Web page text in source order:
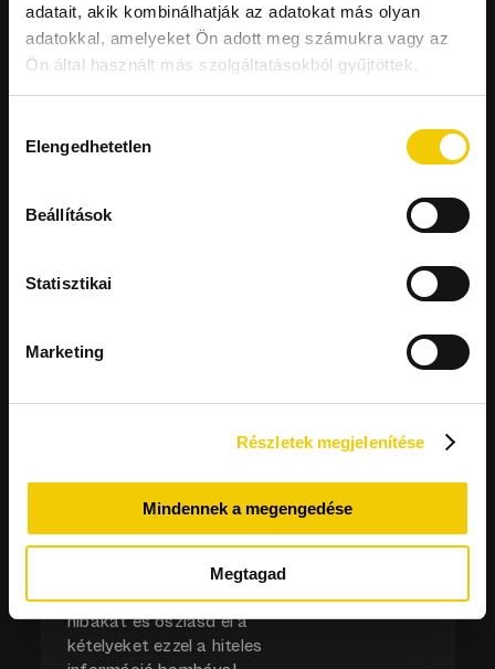
adatait, akik kombinálhatják az adatokat más olyan
adatokkal, amelyeket Ön adott meg számukra vagy az
Ön által használt más szolgáltatásokból gyűjtöttek.
kiválasztása
Elengedhetetlen
Beállítások
Statisztikai
Marketing
Részletek megjelenítése
Mindennek a megengedése
Megtagad
Életmódváltás egyszerűen
Receptgyűjtemények
Válaszd ki a terveidnek
megfelelő, kcal-szerint
Mítoszromboló Kézikönyv
Kerüld el a leggyakoribb
hibákat és oszlasd el a
kételyeket ezzel a hiteles